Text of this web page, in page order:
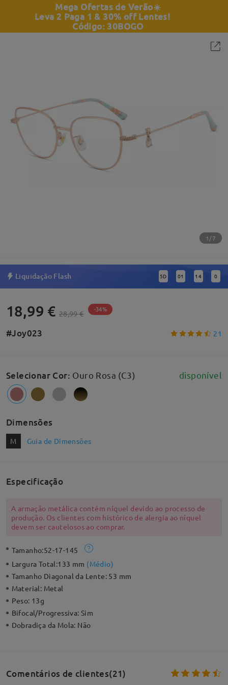
Mega Ofertas de Verão☀️
Leva 2 Paga 1 & 30% off Lentes!
Código: 30BOGO
1/7
Liquidação Flash 5D : 01 : 13 : 59
18,99 € 28,99 € -34%
#Joy023 21
Selecionar Cor: Ouro Rosa (C3) disponível
Dimensões
M Guia de Dimensões
Especificação
A armação metálica contém níquel devido ao processo de
produção. Os clientes com histórico de alergia ao níquel
devem ser cautelosos ao comprar.
Tamanho:52-17-145
Largura Total:133 mm (Médio)
Tamanho Diagonal da Lente: 53 mm
Material: Metal
Peso: 13g
Bifocal/Progressiva:Sim
Dobradiça da Mola: Não
Comentários de clientes(21)